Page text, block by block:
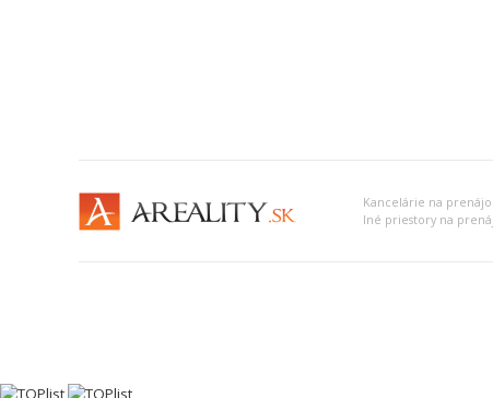
Kancelárie na
Iné priestory na